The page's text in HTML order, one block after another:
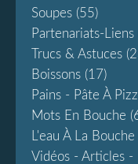
Soupes (55)
Partenariats-Liens
Trucs & Astuces
Boissons (17)
Pains - Pâte À
Mots En Bouche
L'eau À La
Vidéos - Articles -